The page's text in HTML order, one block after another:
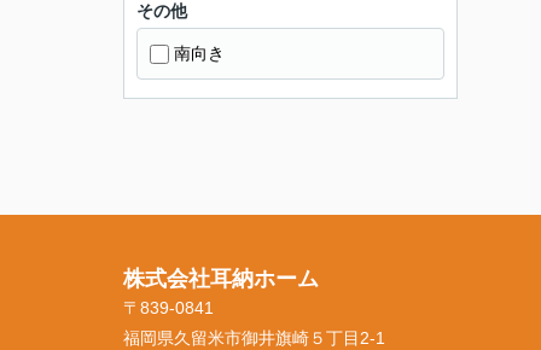
その他
南向き
株式会社耳納ホーム
〒839-0841
福岡県久留米市御井旗崎５丁目2-1